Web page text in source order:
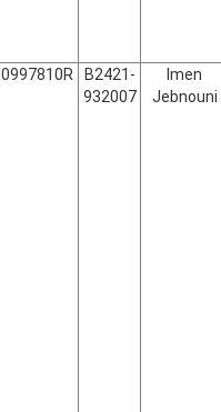
0997810R
B2421-
932007
Imen
Jebnouni